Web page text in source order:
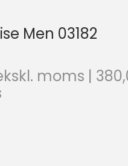
Men 03182
moms |